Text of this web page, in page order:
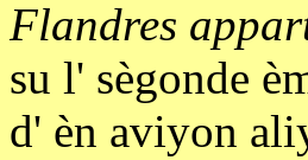
Flandres
su l' sègonde
d' èn aviyon